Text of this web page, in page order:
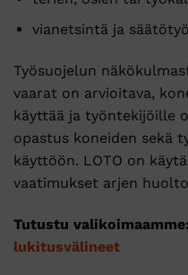
vianetsintä ja
Työsuojelun
vaarat on arvioitava,
käyttää ja työntekijöille
opastus koneiden sekä
käyttöön. LOTO on
vaatimukset arjen
Tutustu valikoimaamme:
lukitusvälineet